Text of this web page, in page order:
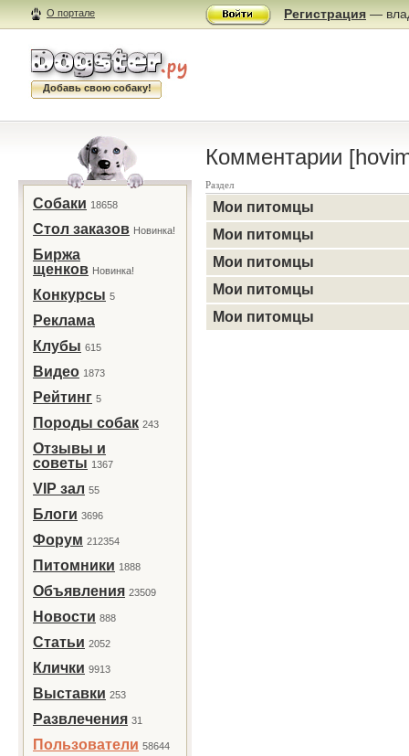
О портале Регистрация —
Добавь свою собаку!
Собаки 18658
Стол заказов Новинка!
Биржа
щенков Новинка!
Конкурсы 5
Реклама
Клубы 615
Видео 1873
Рейтинг 5
Породы собак 243
Отзывы и
советы 1367
VIP зал 55
Блоги 3696
Форум 212354
Питомники 1888
Объявления 23509
Новости 888
Статьи 2052
Клички 9913
Выставки 253
Развлечения 31
Пользователи 58644
Комментарии
Раздел
Мои питомцы
Мои питомцы
Мои питомцы
Мои питомцы
Мои питомцы